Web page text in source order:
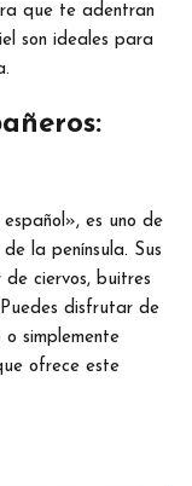
que te adentran
son ideales para
es uno de
la península. Sus
de ciervos, buitres
disfrutar de
simplemente
ofrece este